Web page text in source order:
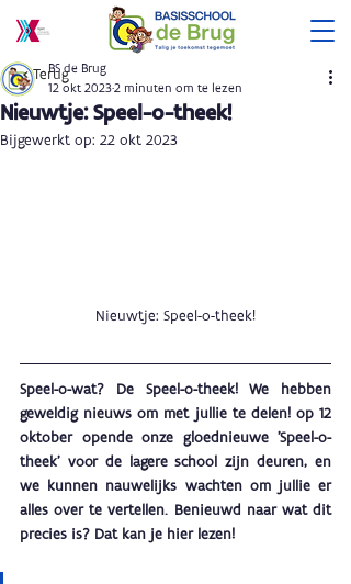
Nieuwtje: Speel-o-theek!
BS de Brug
12 okt 20232 minuten om te lezen
Bijgewerkt op: 22 okt 2023
Nieuwtje: Speel-o-theek!
Speel-o-wat? De Speel-o-theek! We hebben
geweldig nieuws om met jullie te delen! op 12
oktober opende onze gloednieuwe 'Speel-o-
theek' voor de lagere school zijn deuren, en
we kunnen nauwelijks wachten om jullie er
alles over te vertellen. Benieuwd naar wat dit
precies is? Dat kan je hier lezen!
< Terug